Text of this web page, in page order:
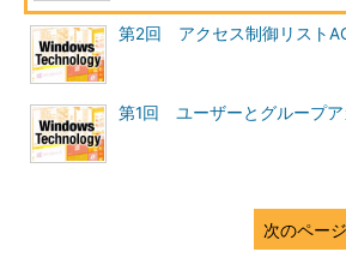
第2回 アクセス制御リスト
第1回 ユーザーとグループア
次のペー